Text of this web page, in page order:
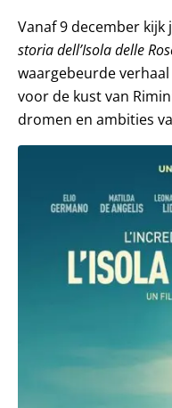
Vanaf 9 december kijk
storia dell’Isola delle
waargebeurde
voor de kust van
dromen en ambities